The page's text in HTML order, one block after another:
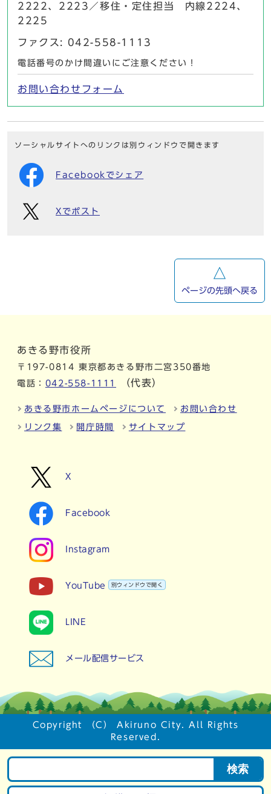
検索
2222、2223／移住・定住担当 内線2224、
2225
ファクス: 042-558-1113
電話番号のかけ間違いにご注意ください！
お問い合わせフォーム
ソーシャルサイトへのリンクは別ウィンドウで開きます
Facebookでシェア
Xでポスト
ページの先頭へ戻る
あきる野市役所
〒197-0814 東京都あきる野市二宮350番地
電話： 042-558-1111 （代表）
あきる野市ホームページについて お問い合わせ
リンク集 開庁時間 サイトマップ
X
Facebook
Instagram
YouTube 別ウィンドウで開く
LINE
メール配信サービス
Copyright （C） Akiruno City. All Rights
Reserved.